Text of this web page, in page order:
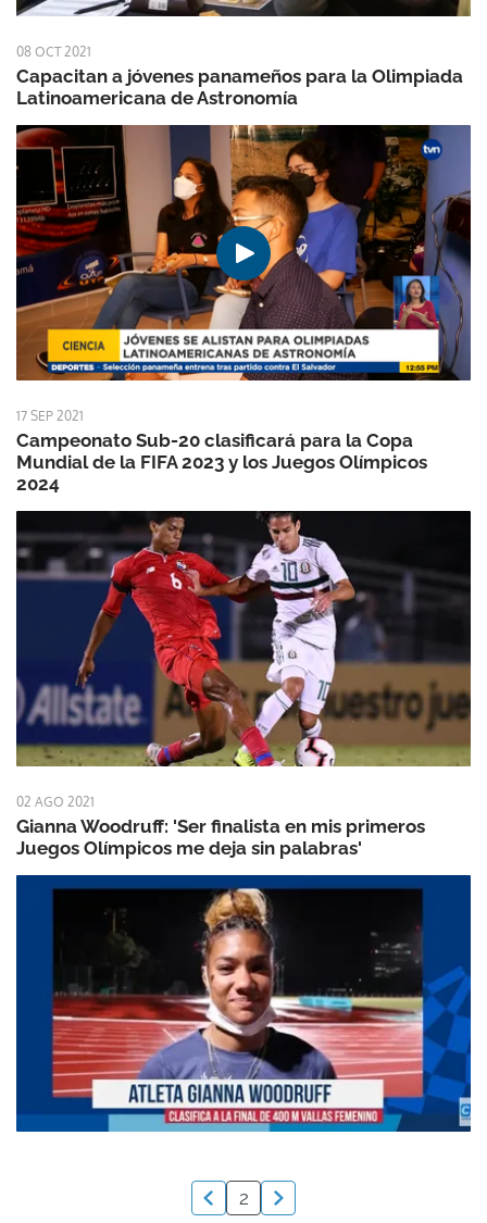
08 OCT 2021
Capacitan a jóvenes panameños para la Olimpiada
Latinoamericana de Astronomía
17 SEP 2021
Campeonato Sub-20 clasificará para la Copa
Mundial de la FIFA 2023 y los Juegos Olímpicos
2024
02 AGO 2021
Gianna Woodruff: 'Ser finalista en mis primeros
Juegos Olímpicos me deja sin palabras'
2